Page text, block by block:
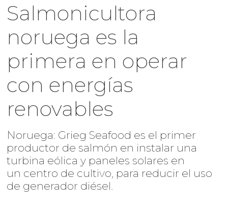
Salmonicultora
noruega es la
primera en operar
con energías
renovables
Noruega: Grieg Seafood es el primer
productor de salmón en instalar una
turbina eólica y paneles solares en
un centro de cultivo, para reducir el uso
de generador diésel.